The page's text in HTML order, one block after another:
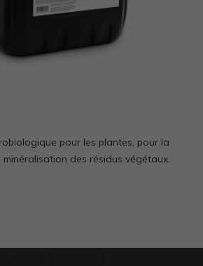
pour les plantes, pour la
des résidus végétaux.